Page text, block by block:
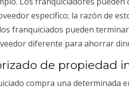
específico; la razón de
franquiciados pueden
diferente para ahorrar
de propiedad
compra una determinada